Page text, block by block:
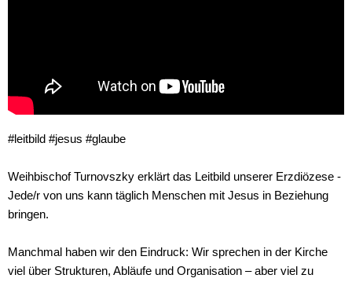
#leitbild #jesus #glaube
Weihbischof Turnovszky erklärt das Leitbild unserer Erzdiözese -
Jede/r von uns kann täglich Menschen mit Jesus in Beziehung
bringen.
Manchmal haben wir den Eindruck: Wir sprechen in der Kirche
viel über Strukturen, Abläufe und Organisation – aber viel zu